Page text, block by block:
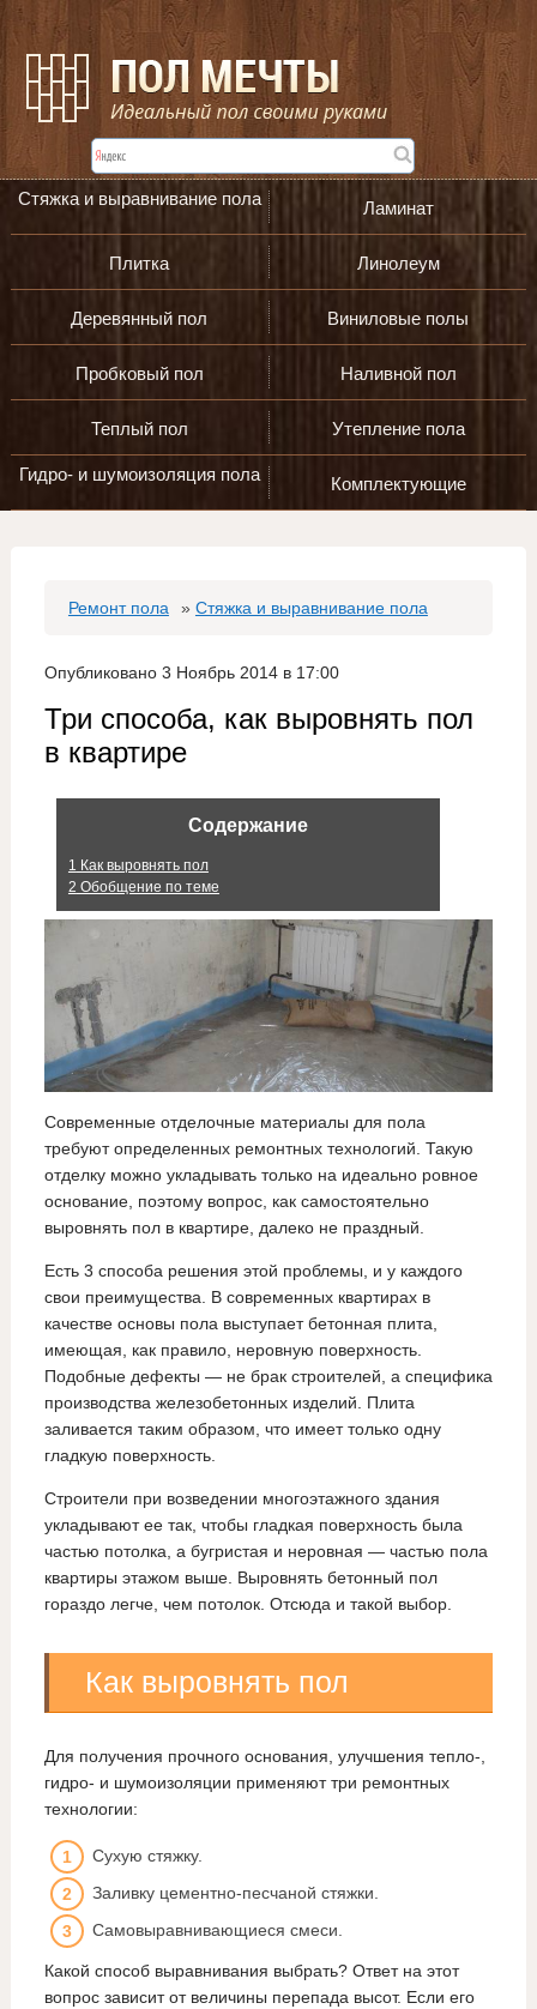
Стяжка и выравнивание пола Ламинат
Плитка Линолеум
Деревянный пол Виниловые полы
Пробковый пол Наливной пол
Теплый пол Утепление пола
Гидро- и шумоизоляция пола Комплектующие
Ремонт пола » Стяжка и выравнивание пола
Опубликовано 3 Ноябрь 2014 в 17:00
Три способа, как выровнять пол
в квартире
Содержание
1 Как выровнять пол
2 Обобщение по теме
Современные отделочные материалы для пола
требуют определенных ремонтных технологий. Такую
отделку можно укладывать только на идеально ровное
основание, поэтому вопрос, как самостоятельно
выровнять пол в квартире, далеко не праздный.
Есть 3 способа решения этой проблемы, и у каждого
свои преимущества. В современных квартирах в
качестве основы пола выступает бетонная плита,
имеющая, как правило, неровную поверхность.
Подобные дефекты — не брак строителей, а специфика
производства железобетонных изделий. Плита
заливается таким образом, что имеет только одну
гладкую поверхность.
Строители при возведении многоэтажного здания
укладывают ее так, чтобы гладкая поверхность была
частью потолка, а бугристая и неровная — частью пола
квартиры этажом выше. Выровнять бетонный пол
гораздо легче, чем потолок. Отсюда и такой выбор.
Как выровнять пол
Для получения прочного основания, улучшения тепло-,
гидро- и шумоизоляции применяют три ремонтных
технологии:
Сухую стяжку.
Заливку цементно-песчаной стяжки.
Самовыравнивающиеся смеси.
Какой способ выравнивания выбрать? Ответ на этот
вопрос зависит от величины перепада высот. Если его